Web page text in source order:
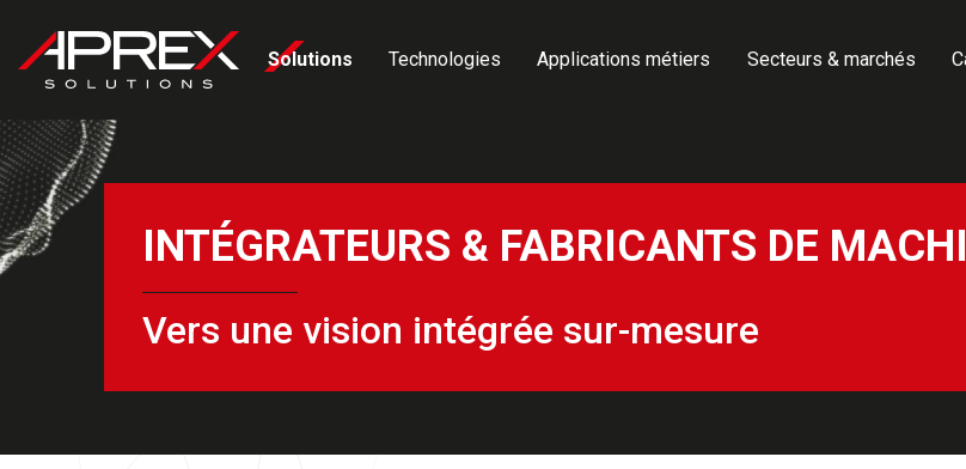
Solutions Technologies Applications métiers Secteurs & marchés
INTÉGRATEURS & FABRICANTS DE
Vers une vision intégrée sur-mesure